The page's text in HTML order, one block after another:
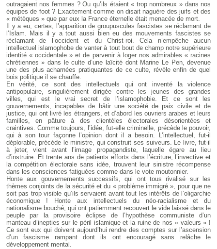
outragaient nos femmes ? Ou qu’ils étaient « trop nombreux » dans nos
équipes de foot ? Exactement comme on disait naguère des juifs et des
« métèques » que par eux la France éternelle était menacée de mort.
Il y a eu, certes, l’apparition de groupuscules fascistes se réclamant de
l’Islam. Mais il y a tout aussi bien eu des mouvements fascistes se
réclamant de l’occident et du Christ-roi. Cela n’empêche aucun
intellectuel islamophobe de vanter à tout bout de champ notre supérieure
identité « occidentale » et de parvenir à loger nos admirables « racines
chrétiennes » dans le culte d’une laïcité dont Marine Le Pen, devenue
une des plus acharnées pratiquantes de ce culte, révèle enfin de quel
bois politique il se chauffe.
En vérité, ce sont des intellectuels qui ont inventé la violence
antipopulaire, singulièrement dirigée contre les jeunes des grandes
villes, qui est le vrai secret de l’islamophobie. Et ce sont les
gouvernements, incapables de bâtir une société de paix civile et de
justice, qui ont livré les étrangers, et d’abord les ouvriers arabes et leurs
familles, en pâture à des clientèles électorales désorientées et
craintives. Comme toujours, l’idée, fut-elle criminelle, précède le pouvoir,
qui à son tour façonne l’opinion dont il a besoin. L’intellectuel, fut-il
déplorable, précède le ministre, qui construit ses suiveurs. Le livre, fut-il
à jeter, vient avant l’image propagandiste, laquelle égare au lieu
d’instruire. Et trente ans de patients efforts dans l’écriture, l’invective et
la compétition électorale sans idée, trouvent leur sinistre récompense
dans les consciences fatiguées comme dans le vote moutonnier.
Honte aux gouvernements successifs, qui ont tous rivalisé sur les
thèmes conjoints de la sécurité et du « problème immigré », pour que ne
soit pas trop visible qu’ils servaient avant tout les intérêts de l’oligarchie
économique ! Honte aux intellectuels du néo-racialisme et du
nationalisme bouché, qui ont patiemment recouvert le vide laissé dans le
peuple par la provisoire éclipse de l’hypothèse communiste d’un
manteau d’inepties sur le péril islamique et la ruine de nos « valeurs » !
Ce sont eux qui doivent aujourd’hui rendre des comptes sur l’ascension
d’un fascisme rampant dont ils ont encouragé sans relâche le
développement mental.